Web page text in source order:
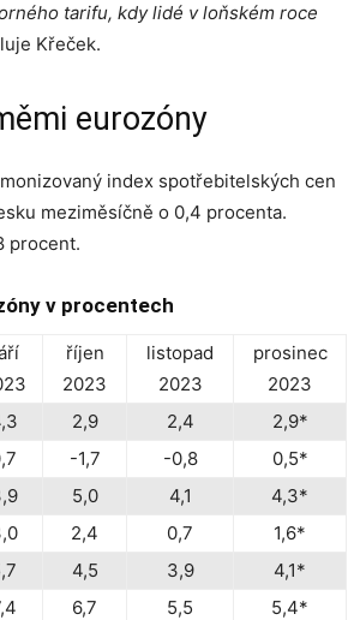
tarifu, kdy lidé v loňském roce
Křeček.
eurozóny
index spotřebitelských cen
meziměsíčně o 0,4 procenta.
procent.
v procentech
říjen
2023
listopad
2023
prosinec
2023
2,9 2,4
2,9*
-1,7 -0,8
0,5*
5,0 4,1
4,3*
2,4 0,7
1,6*
4,5 3,9
4,1*
6,7 5,5
5,4*